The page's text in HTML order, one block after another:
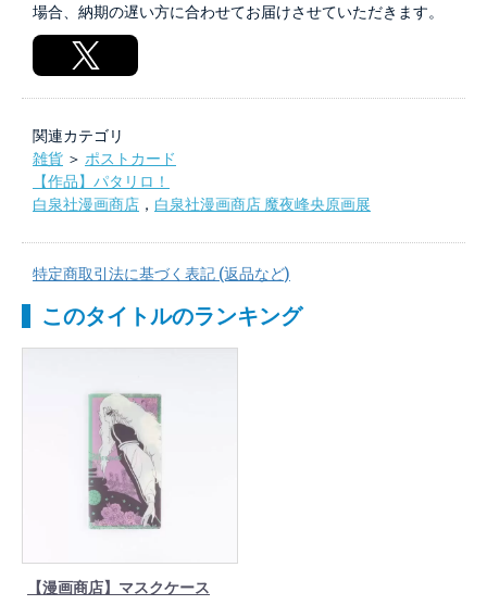
場合、納期の遅い方に合わせてお届けさせていただきます。
関連カテゴリ
雑貨 ＞ ポストカード
【作品】パタリロ！
白泉社漫画商店 ， 白泉社漫画商店 魔夜峰央原画展
特定商取引法に基づく表記 (返品など)
このタイトルのランキング
【漫画商店】マスクケース